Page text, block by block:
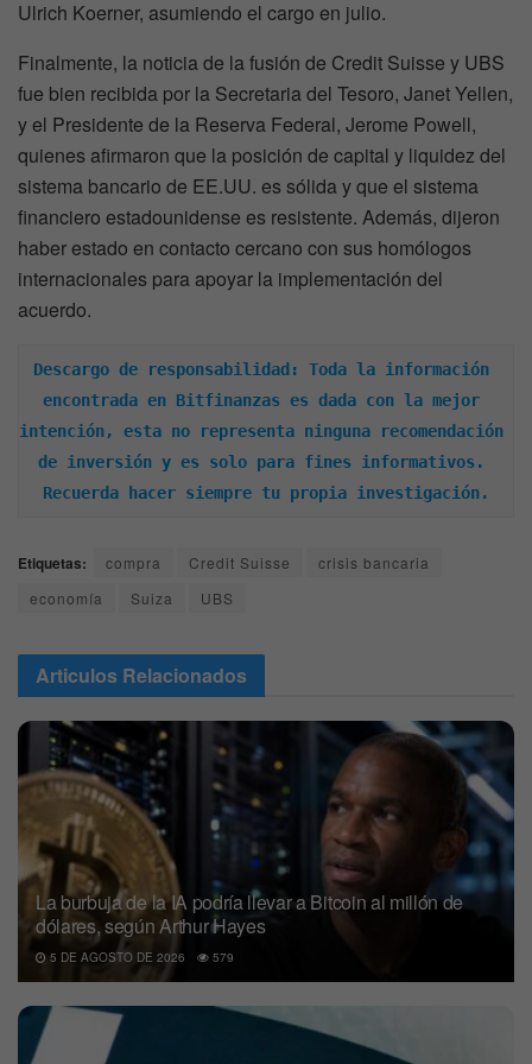
Ulrich Koerner, asumiendo el cargo en julio.
Finalmente, la noticia de la fusión de Credit Suisse y UBS
fue bien recibida por la Secretaria del Tesoro, Janet Yellen,
y el Presidente de la Reserva Federal, Jerome Powell,
quienes afirmaron que la posición de capital y liquidez del
sistema bancario de EE.UU. es sólida y que el sistema
financiero estadounidense es resistente. Además, dijeron
haber estado en contacto cercano con sus homólogos
internacionales para apoyar la implementación del
acuerdo.
Descargo de responsabilidad: Toda la información
encontrada en Bitfinanzas es dada con la mejor
intención, esta no representa ninguna recomendación
de inversión y es solo para fines informativos.
Recuerda hacer siempre tu propia investigación.
Etiquetas: compra Credit Suisse
crisis bancaria
economía
Suiza UBS
Articulos Relacionados
La burbuja de la IA podría llevar a Bitcoin al millón de
dólares, según Arthur Hayes
5 DE AGOSTO DE 2026 579